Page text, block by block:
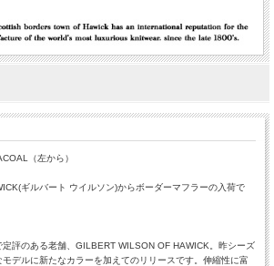
（左から）
ギルバート ウイルソン)からボーダーマフラーの入荷で
定評のある老舗、GILBERT WILSON OF HAWICK。昨シーズ
デルに新たなカラーを加えてのリリースです。伸縮性に富